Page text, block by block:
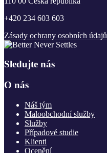
+420 234 603 603
Zásady ochrany osobních údajů
Sledujte nás
O nás
Náš tým
Maloobchodní služby
Služby
Případové studie
Klienti
Ocenění